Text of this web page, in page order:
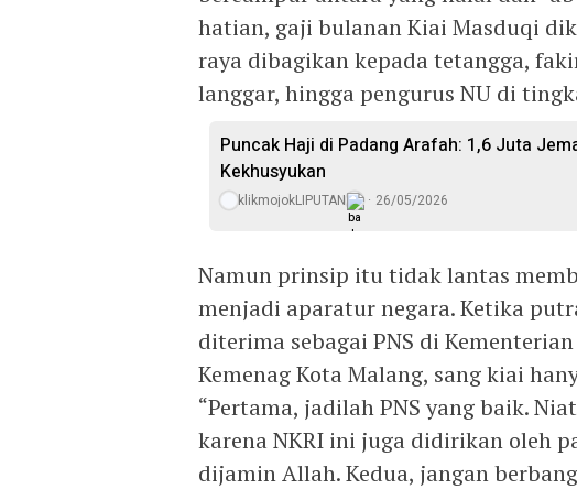
hatian, gaji bulanan Kiai Masduqi
raya dibagikan kepada tetangga,
langgar, hingga pengurus NU di
Puncak Haji di Padang Arafah: 1,6 Juta
Kekhusyukan
klikmojokLIPUTAN 26/05/2026
Namun prinsip itu tidak lantas
menjadi aparatur negara. Ketika
diterima sebagai PNS di
Kemenag Kota Malang, sang kiai
“Pertama, jadilah PNS yang baik.
karena NKRI ini juga didirikan oleh
dijamin Allah. Kedua, jangan